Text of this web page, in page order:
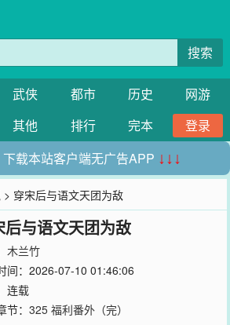
搜索
武侠 都市 历史
网游
其他 排行 完本
登录
载本站客户端无广告APP ↓↓↓
> 穿宋后与语文天团为敌
后与语文天团为敌
木兰竹
间：2026-07-10 01:46:06
连载
： 325 福利番外（完）